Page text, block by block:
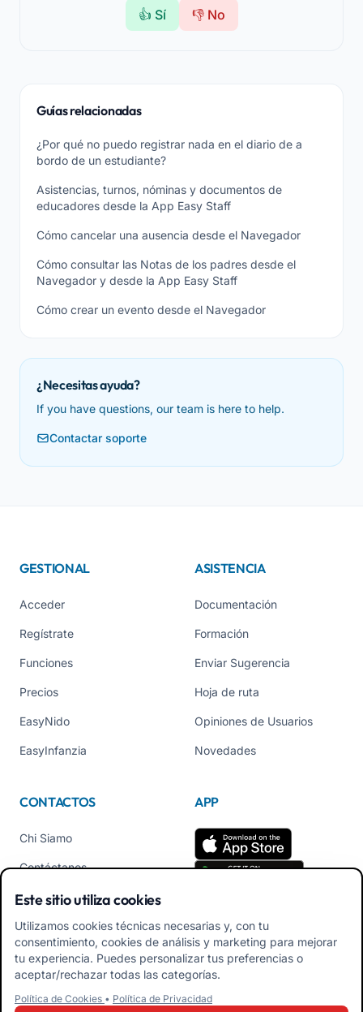
👍 Sí
👎 No
Guías relacionadas
¿Por qué no puedo registrar nada en el diario de a
bordo de un estudiante?
Asistencias, turnos, nóminas y documentos de
educadores desde la App Easy Staff
Cómo cancelar una ausencia desde el Navegador
Cómo consultar las Notas de los padres desde el
Navegador y desde la App Easy Staff
Cómo crear un evento desde el Navegador
¿Necesitas ayuda?
If you have questions, our team is here to help.
Contactar soporte
GESTIONAL
Acceder
Regístrate
Funciones
Precios
EasyNido
EasyInfanzia
ASISTENCIA
Documentación
Formación
Enviar Sugerencia
Hoja de ruta
Opiniones de Usuarios
Novedades
CONTACTOS
Chi Siamo
Contáctanos
Tel +39 02 84152514
APP
Descarga APK App
Familiares
Descarga APK App
Este sitio utiliza cookies
Utilizamos cookies técnicas necesarias y, con tu
consentimiento, cookies de análisis y marketing para mejorar
tu experiencia. Puedes personalizar tus preferencias o
aceptar/rechazar todas las categorías.
Política de Cookies • Política de Privacidad